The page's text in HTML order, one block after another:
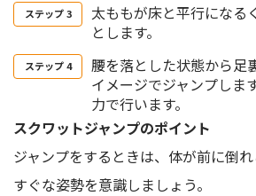
太ももが床と平行になる
とします。
腰を落とした状態から足
イメージでジャンプしま
力で行います。
スクワットジャンプのポイント
ジャンプをするときは、体が前に倒
すぐな姿勢を意識しましょう。